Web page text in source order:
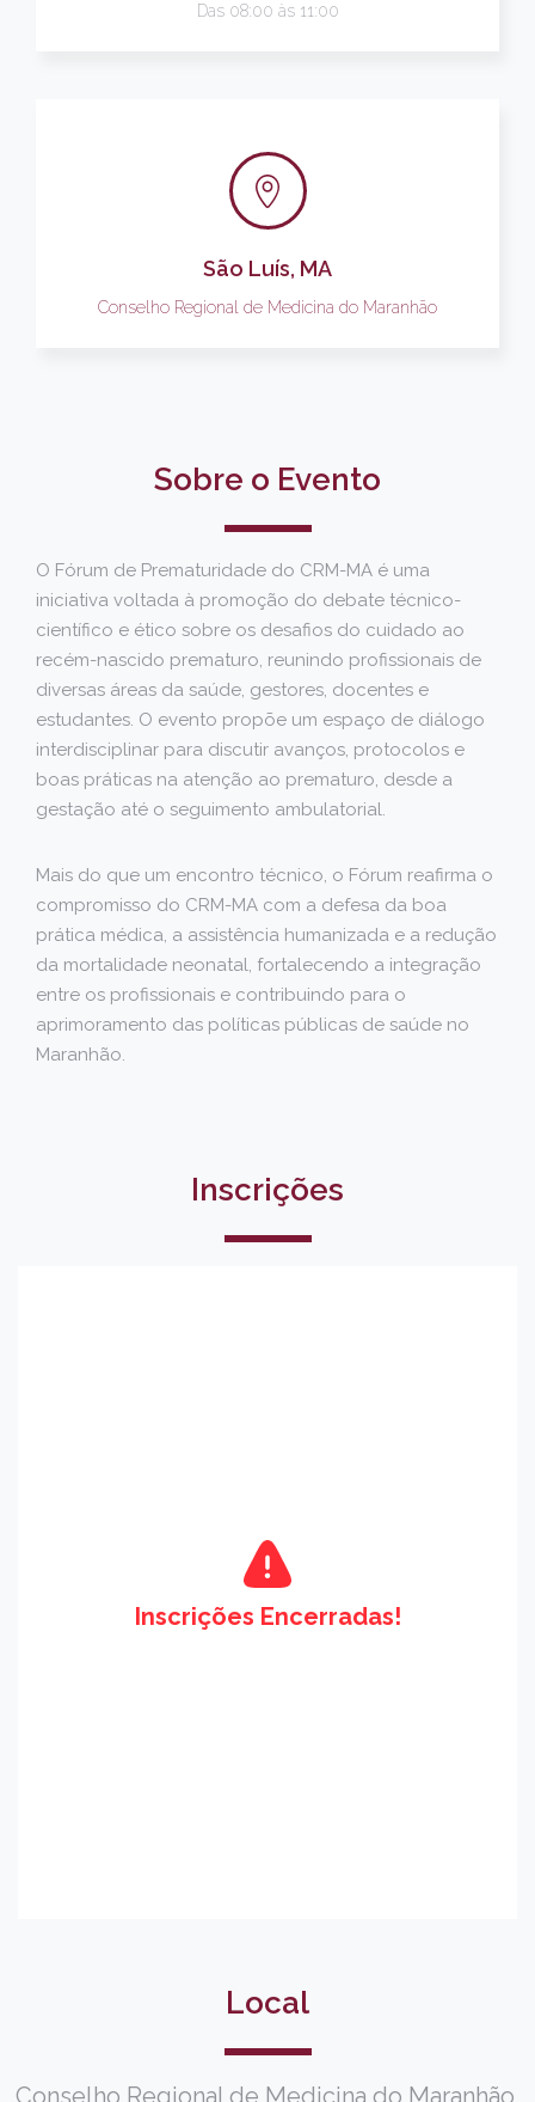
Das 08:00 às 11:00
São Luís, MA
Conselho Regional de Medicina do Maranhão
Sobre o Evento
O Fórum de Prematuridade do CRM-MA é uma
iniciativa voltada à promoção do debate técnico-
científico e ético sobre os desafios do cuidado ao
recém-nascido prematuro, reunindo profissionais de
diversas áreas da saúde, gestores, docentes e
estudantes. O evento propõe um espaço de diálogo
interdisciplinar para discutir avanços, protocolos e
boas práticas na atenção ao prematuro, desde a
gestação até o seguimento ambulatorial.
Mais do que um encontro técnico, o Fórum reafirma o
compromisso do CRM-MA com a defesa da boa
prática médica, a assistência humanizada e a redução
da mortalidade neonatal, fortalecendo a integração
entre os profissionais e contribuindo para o
aprimoramento das políticas públicas de saúde no
Maranhão.
Inscrições
Inscrições Encerradas!
Local